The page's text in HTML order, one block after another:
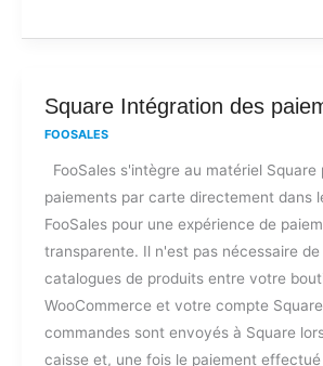
Square Intégration des
FOOSALES
FooSales s'intègre au matériel
paiements par carte directement dans
FooSales pour une expérience de
transparente. Il n'est pas nécessaire
catalogues de produits entre votre
WooCommerce et votre compte
commandes sont envoyés à Square
caisse et, une fois le paiement
Square
Intégration